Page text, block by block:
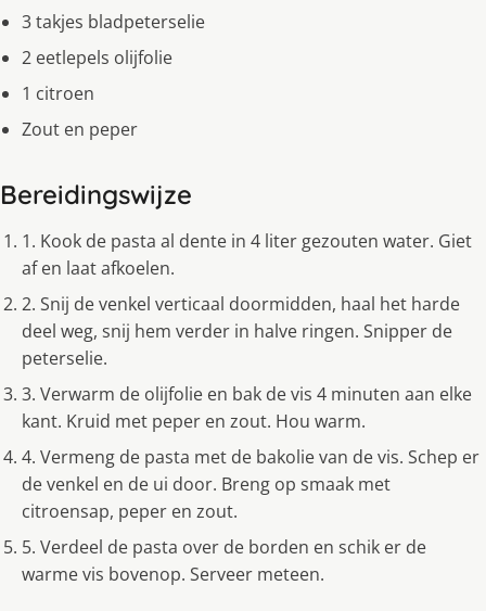
3 takjes bladpeterselie
2 eetlepels olijfolie
1 citroen
Zout en peper
Bereidingswijze
1. Kook de pasta al dente in 4 liter gezouten water. Giet
af en laat afkoelen.
2. Snij de venkel verticaal doormidden, haal het harde
deel weg, snij hem verder in halve ringen. Snipper de
peterselie.
3. Verwarm de olijfolie en bak de vis 4 minuten aan elke
kant. Kruid met peper en zout. Hou warm.
4. Vermeng de pasta met de bakolie van de vis. Schep er
de venkel en de ui door. Breng op smaak met
citroensap, peper en zout.
5. Verdeel de pasta over de borden en schik er de
warme vis bovenop. Serveer meteen.